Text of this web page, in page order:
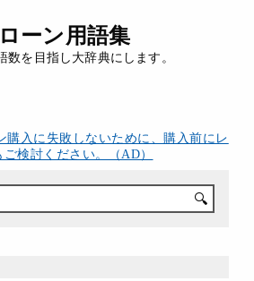
ローン用語集
数を目指し大辞典にします。
購入に失敗しないために、購入前にレ
ご検討ください。（AD）
🔍